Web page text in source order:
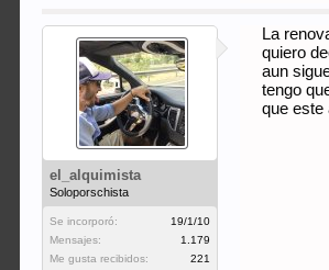
el_alquimista
Soloporschista
Se incorporó:
19/1/10
Mensajes:
1.179
Me gusta recibidos:
221
La
quiero
aun
tengo
que este